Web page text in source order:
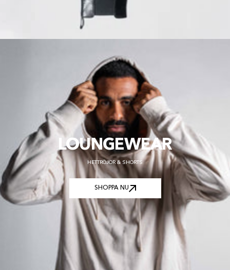
LOUNGEWEAR
HETTRÖJOR & SHORTS
SHOPPA NU